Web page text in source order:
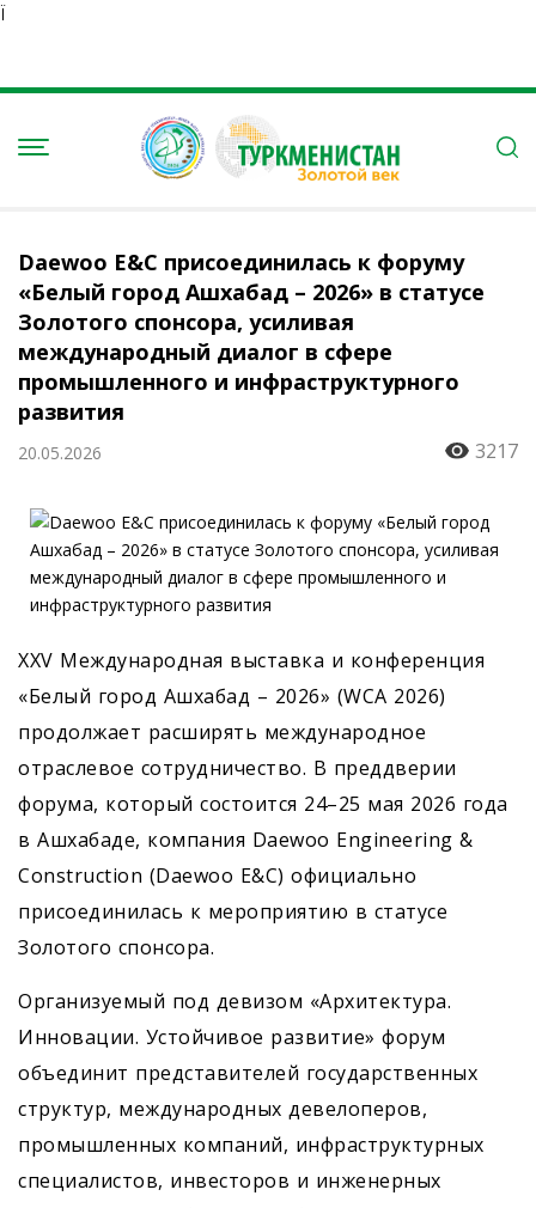
Ï
Daewoo E&C присоединилась к форуму
«Белый город Ашхабад – 2026» в статусе
Золотого спонсора, усиливая
международный диалог в сфере
промышленного и инфраструктурного
развития
20.05.2026 3217
XXV Международная выставка и конференция
«Белый город Ашхабад – 2026» (WCA 2026)
продолжает расширять международное
отраслевое сотрудничество. В преддверии
форума, который состоится 24–25 мая 2026 года
в Ашхабаде, компания Daewoo Engineering &
Construction (Daewoo E&C) официально
присоединилась к мероприятию в статусе
Золотого спонсора.
Организуемый под девизом «Архитектура.
Инновации. Устойчивое развитие» форум
объединит представителей государственных
структур, международных девелоперов,
промышленных компаний, инфраструктурных
специалистов, инвесторов и инженерных